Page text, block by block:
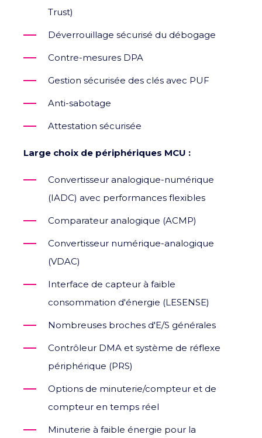
Trust)
Déverrouillage sécurisé du débogage
Contre-mesures DPA
Gestion sécurisée des clés avec PUF
Anti-sabotage
Attestation sécurisée
Large choix de périphériques MCU :
Convertisseur analogique-numérique
(IADC) avec performances flexibles
Comparateur analogique (ACMP)
Convertisseur numérique-analogique
(VDAC)
Interface de capteur à faible
consommation d'énergie (LESENSE)
Nombreuses broches d'E/S générales
Contrôleur DMA et système de réflexe
périphérique (PRS)
Options de minuterie/compteur et de
compteur en temps réel
Minuterie à faible énergie pour la